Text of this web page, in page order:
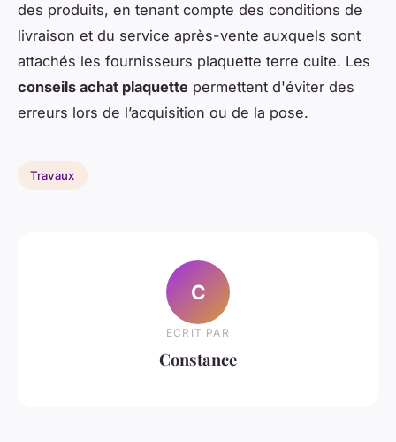
des produits, en tenant compte des conditions de
livraison et du service après-vente auxquels sont
attachés les fournisseurs plaquette terre cuite. Les
conseils achat plaquette permettent d'éviter des
erreurs lors de l’acquisition ou de la pose.
Travaux
C
ECRIT PAR
Constance